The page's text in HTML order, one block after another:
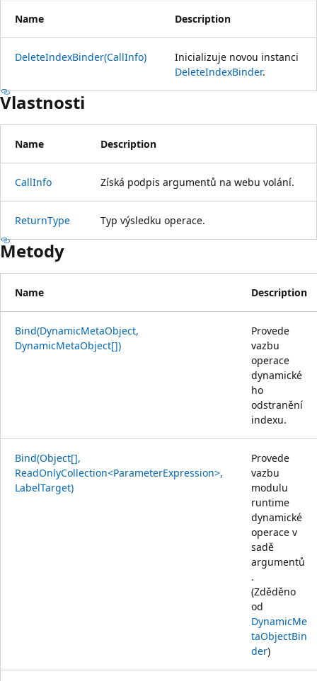
Name Description
DeleteIndexBinder(CallInfo)
Inicializuje novou instanci
DeleteIndexBinder.
Vlastnosti
Name Description
CallInfo Získá podpis argumentů na webu volání.
ReturnType Typ výsledku operace.
Metody
Name Description
Bind(DynamicMetaObject,
DynamicMetaObject[])
Provede
vazbu
operace
dynamické
ho
odstranění
indexu.
Bind(Object[],
ReadOnlyCollection<ParameterExpression>,
LabelTarget)
Provede
vazbu
modulu
runtime
dynamické
operace v
sadě
argumentů
.
(Zděděno
od
DynamicMe
taObjectBin
der)